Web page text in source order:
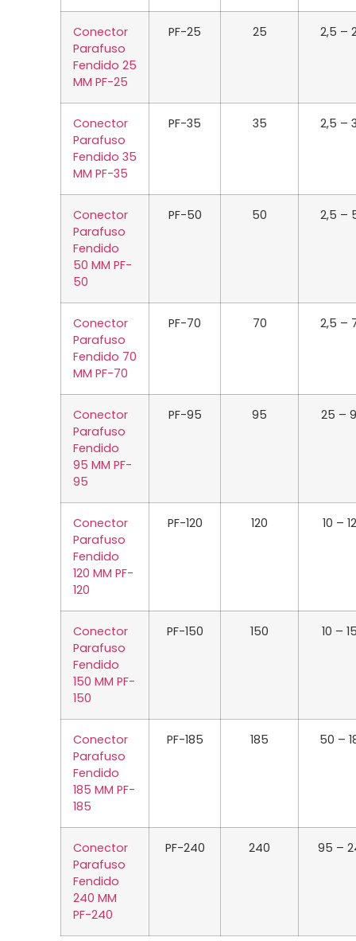
Conector
Parafuso
Fendido 25
MM PF-25
PF-25 25 2,5 –
Conector
Parafuso
Fendido 35
MM PF-35
PF-35 35 2,5 –
Conector
Parafuso
Fendido
50 MM PF-
50
PF-50 50 2,5 –
Conector
Parafuso
Fendido 70
MM PF-70
PF-70 70 2,5 –
Conector
Parafuso
Fendido
95 MM PF-
95
PF-95 95 25 –
Conector
Parafuso
Fendido
120 MM PF-
120
PF-120 120 10 –
Conector
Parafuso
Fendido
150 MM PF-
150
PF-150 150 10 –
Conector
Parafuso
Fendido
185 MM PF-
185
PF-185 185 50 –
Conector
Parafuso
Fendido
240 MM
PF-240
PF-240 240 95 –